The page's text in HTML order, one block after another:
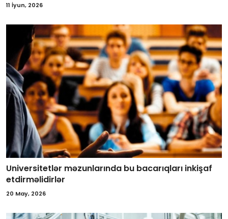
11 İyun, 2026
Universitetlər məzunlarında bu bacarıqları inkişaf
etdirməlidirlər
20 May, 2026